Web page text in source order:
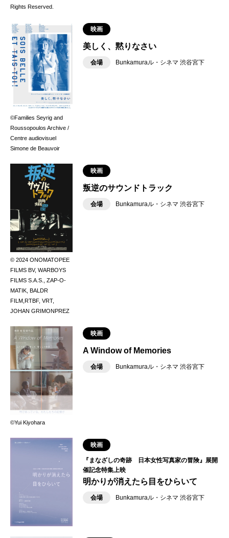
Rights Reserved.
©Families Seyrig and
Roussopoulos Archive /
Centre audiovisuel
Simone de Beauvoir
映画
美しく、黙りなさい
会場 Bunkamuraル・シネマ 渋谷宮下
© 2024 ONOMATOPEE
FILMS BV, WARBOYS
FILMS S.A.S., ZAP-O-
MATIK, BALDR
FILM,RTBF, VRT,
JOHAN GRIMONPREZ
映画
叛逆のサウンドトラック
会場 Bunkamuraル・シネマ 渋谷宮下
©Yui Kiyohara
映画
A Window of Memories
会場 Bunkamuraル・シネマ 渋谷宮下
映画
『まなざしの奇跡 日本女性写真家の冒険』展開
催記念特集上映
明かりが消えたら目をひらいて
会場 Bunkamuraル・シネマ 渋谷宮下